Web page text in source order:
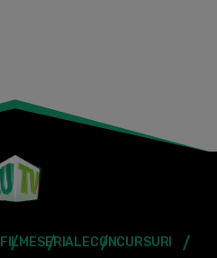
FILMESERIALECONCURSURI